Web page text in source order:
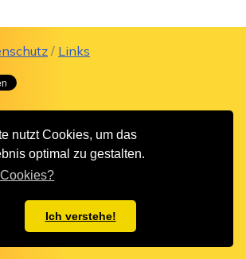
nutzt Cookies, um das
optimal zu gestalten.
Ich verstehe!
/ Links